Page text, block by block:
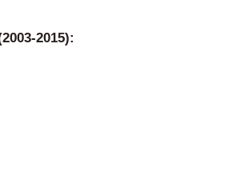
2015):